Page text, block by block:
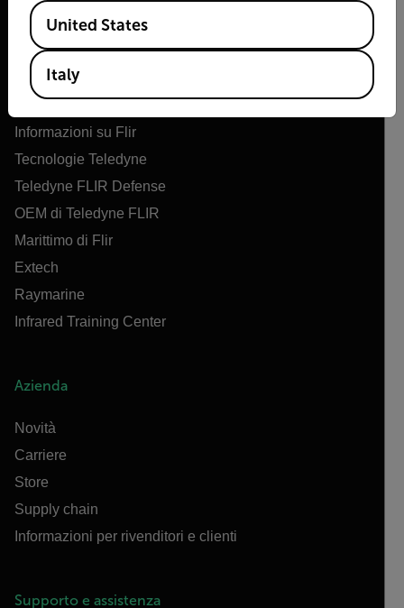
Flir
Informazioni su Flir
Tecnologie Teledyne
Teledyne FLIR Defense
OEM di Teledyne FLIR
Marittimo di Flir
Extech
Raymarine
Infrared Training Center
Azienda
Novità
Carriere
Store
Supply chain
Informazioni per rivenditori e clienti
Supporto e assistenza
Available Locations
United States
Italy